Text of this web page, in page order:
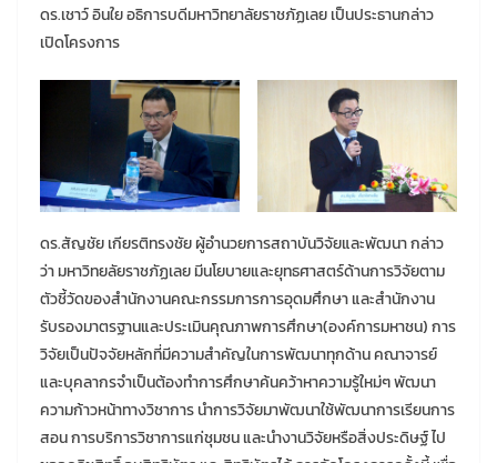
ดร.เชาว์ อินใย อธิการบดีมหาวิทยาลัยราชภัฏเลย เป็นประธานกล่าว
เปิดโครงการ
ดร.สัญชัย เกียรติทรงชัย ผู้อำนวยการสถาบันวิจัยและพัฒนา กล่าว
ว่า มหาวิทยลัยราชภัฏเลย มีนโยบายและยุทธศาสตร์ด้านการวิจัยตาม
ตัวชี้วัดของสำนักงานคณะกรรมการการอุดมศึกษา และสำนักงาน
รับรองมาตรฐานและประเมินคุณภาพการศึกษา(องค์การมหาชน) การ
วิจัยเป็นปัจจัยหลักที่มีความสำคัญในการพัฒนาทุกด้าน คณาจารย์
และบุคลากรจำเป็นต้องทำการศึกษาค้นคว้าหาความรู้ใหม่ๆ พัฒนา
ความก้าวหน้าทางวิชาการ นำการวิจัยมาพัฒนาใช้พัฒนาการเรียนการ
สอน การบริการวิชาการแก่ชุมชน และนำงานวิจัยหรือสิ่งประดิษฐ์ ไป